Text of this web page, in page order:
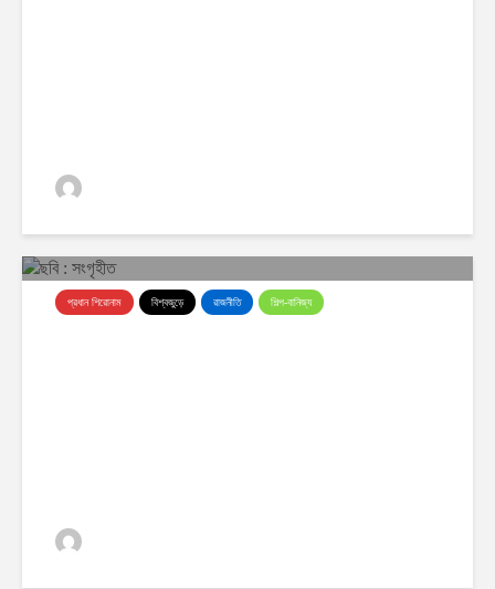
প্রধান শিরোনাম বিশ্বজুড়ে রাজনীতি শিল্প-বানিজ্য